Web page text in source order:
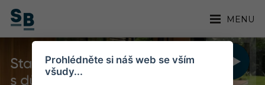
MENU
Prohlédněte si náš web se vším
všudy...